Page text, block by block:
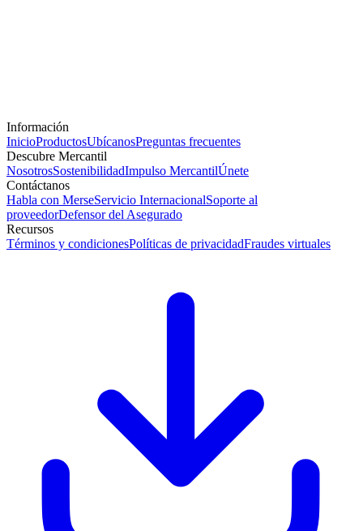
Información
InicioProductosUbícanosPreguntas frecuentes
Descubre Mercantil
NosotrosSostenibilidadImpulso MercantilÚnete
Contáctanos
Habla con MerseServicio InternacionalSoporte al
proveedorDefensor del Asegurado
Recursos
Términos y condicionesPolíticas de privacidadFraudes virtuales